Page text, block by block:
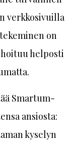
verkkosivuilla
on
helposti
Smartum-
ansiosta:
kyselyn